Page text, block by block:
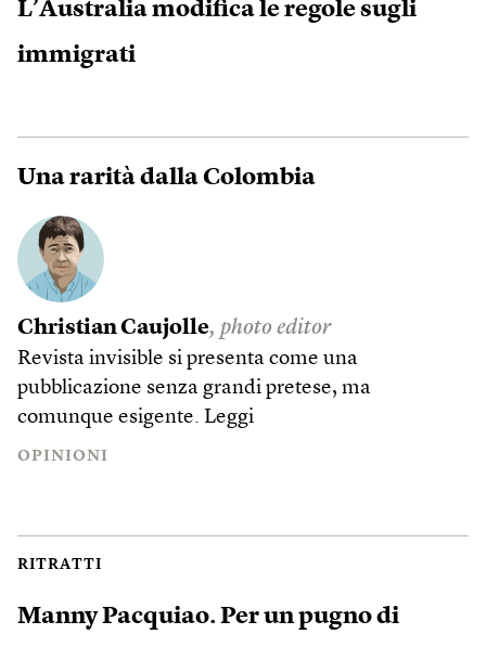
L’Australia modifica le regole sugli
immigrati
Una rarità dalla Colombia
Christian Caujolle, photo editor
Revista invisible si presenta come una
pubblicazione senza grandi pretese, ma
comunque esigente. Leggi
OPINIONI
RITRATTI
Manny Pacquiao. Per un pugno di